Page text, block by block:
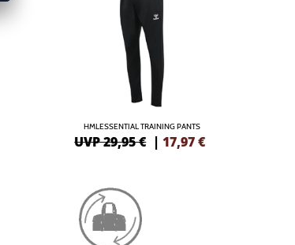
HMLESSENTIAL TRAINING PANTS
UVP 29,95 € |17,97€